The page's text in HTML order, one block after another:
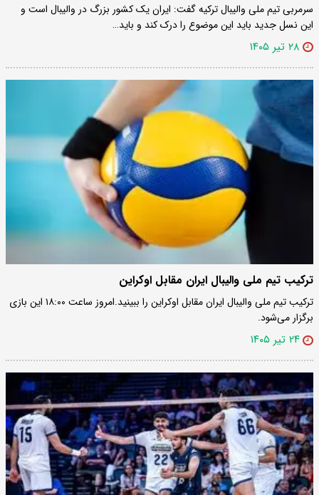
سرمربی تیم ملی والیبال ترکیه گفت: ایران یک کشور بزرگ در والیبال است و
این نسل جدید باید این موضوع را درک کند و باید…
۲۸ تیر ۱۴۰۵
ترکیب تیم ملی والیبال ایران مقابل اوکراین
ترکیب تیم ملی والیبال ایران مقابل اوکراین را ببینید.امروز ساعت ۱۸:۰۰ این بازی
برگزار می‌شود.
۲۴ تیر ۱۴۰۵